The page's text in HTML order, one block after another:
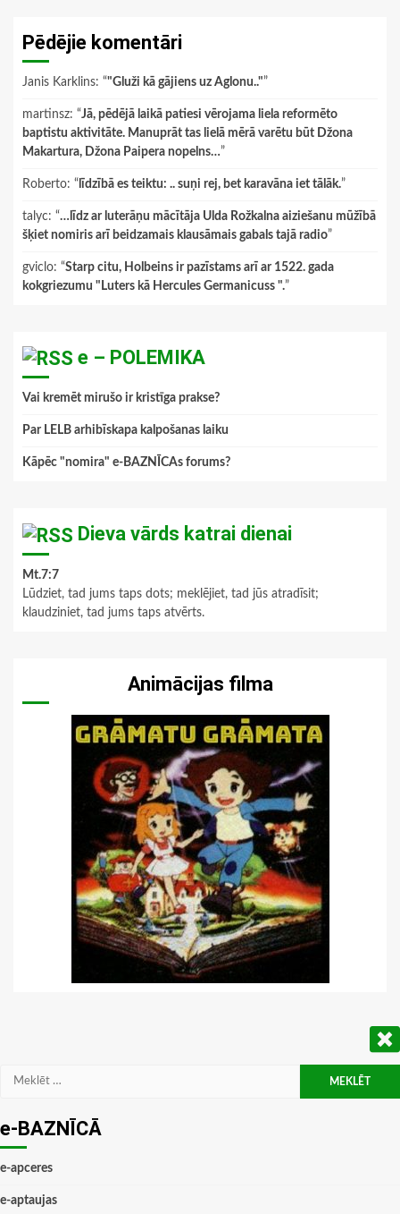
Pēdējie komentāri
Janis Karklins: “"Gluži kā gājiens uz Aglonu.."”
martinsz: “Jā, pēdējā laikā patiesi vērojama liela reformēto
baptistu aktivitāte. Manuprāt tas lielā mērā varētu būt Džona
Makartura, Džona Paipera nopelns…”
Roberto: “ līdzībā es teiktu: .. suņi rej, bet karavāna iet tālāk.”
talyc: “…līdz ar luterāņu mācītāja Ulda Rožkalna aiziešanu mūžībā
šķiet nomiris arī beidzamais klausāmais gabals tajā radio”
gviclo: “Starp citu, Holbeins ir pazīstams arī ar 1522. gada
kokgriezumu "Luters kā Hercules Germanicuss ".”
e – POLEMIKA
Vai kremēt mirušo ir kristīga prakse?
Par LELB arhibīskapa kalpošanas laiku
Kāpēc "nomira" e-BAZNĪCAs forums?
Dieva vārds katrai dienai
Mt.7:7
Lūdziet, tad jums taps dots; meklējiet, tad jūs atradīsit;
klaudziniet, tad jums taps atvērts.
Animācijas filma
Meklēt:
e-BAZNĪCĀ
e-apceres
e-aptaujas